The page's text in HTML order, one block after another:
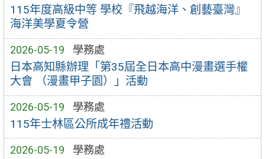
115年度高級中等 學校『飛越海洋、創藝臺灣』
海洋美學夏令營
2026-05-19 學務處
日本高知縣辦理「第35屆全日本高中漫畫選手權
大會 （漫畫甲子園）」活動
2026-05-19 學務處
115年士林區公所成年禮活動
2026-05-19 學務處